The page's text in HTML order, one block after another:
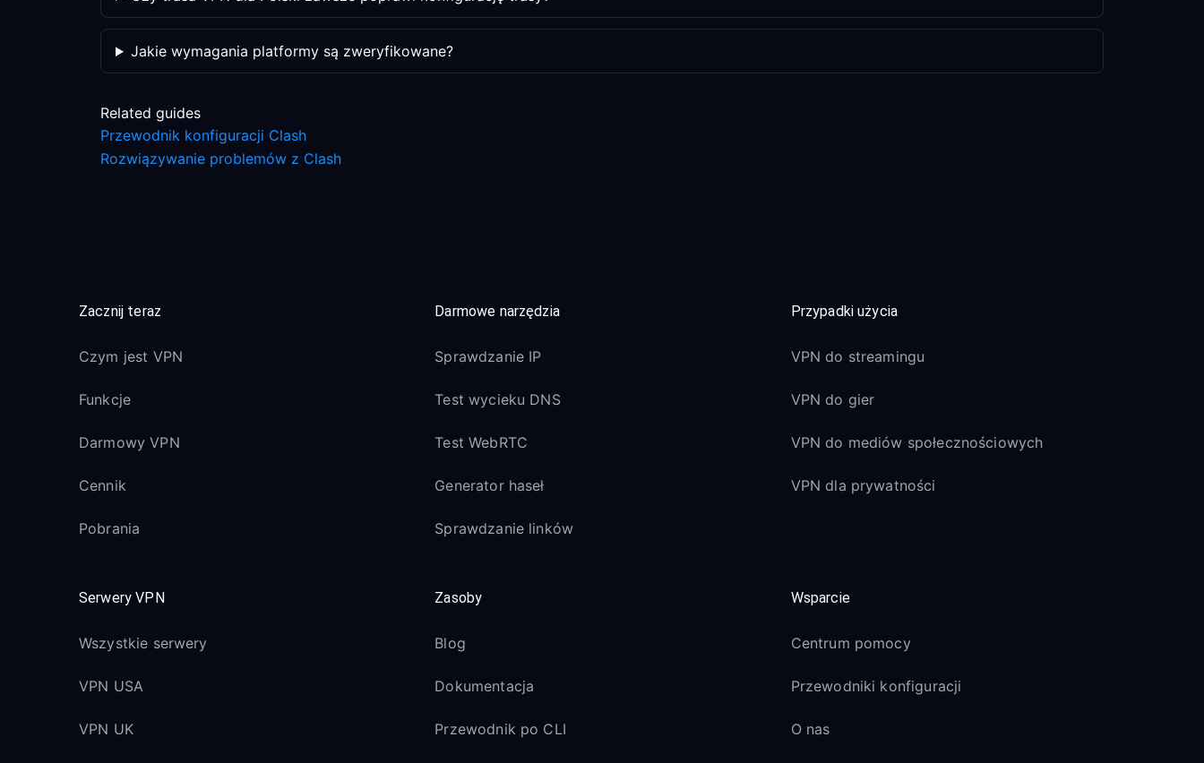
Jakie wymagania platformy są zweryfikowane?
Related guides
Przewodnik konfiguracji Clash
Rozwiązywanie problemów z Clash
Zacznij teraz
Czym jest VPN
Funkcje
Darmowy VPN
Cennik
Pobrania
Darmowe narzędzia
Sprawdzanie IP
Test wycieku DNS
Test WebRTC
Generator haseł
Sprawdzanie linków
Przypadki użycia
VPN do streamingu
VPN do gier
VPN do mediów społecznościowych
VPN dla prywatności
Serwery VPN
Wszystkie serwery
VPN USA
VPN UK
Zasoby
Blog
Dokumentacja
Przewodnik po CLI
Wsparcie
Centrum pomocy
Przewodniki konfiguracji
O nas